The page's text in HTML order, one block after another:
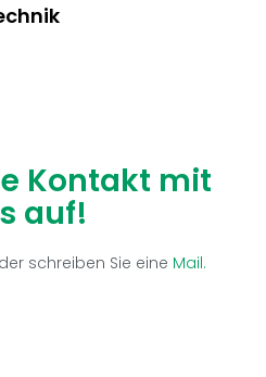
Kontakt mit
auf!
schreiben Sie eine Mail.